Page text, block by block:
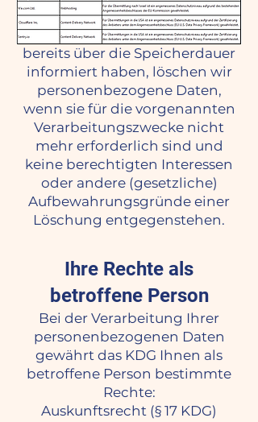
Speicherdauer
Sofern wir nicht im Einzelnen
bereits über die Speicherdauer
informiert haben, löschen wir
personenbezogene Daten,
wenn sie für die vorgenannten
Verarbeitungszwecke nicht
mehr erforderlich sind und
keine berechtigten Interessen
oder andere (gesetzliche)
Aufbewahrungsgründe einer
Löschung entgegenstehen.
Ihre Rechte als
betroffene Person
Bei der Verarbeitung Ihrer
personenbezogenen Daten
gewährt das KDG Ihnen als
betroffene Person bestimmte
Rechte:
Auskunftsrecht (§ 17 KDG)